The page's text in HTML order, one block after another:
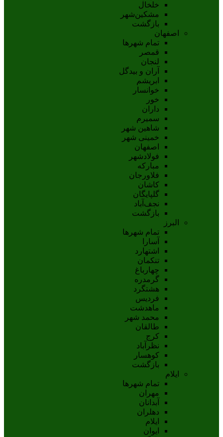
خلخال
مشکين‌شهر
بازگشت
اصفهان
تمام شهر‌ها
قمصر
لنجان
آران و بیدگل
ابریشم
خوانسار
خور
داران
سمیرم
شاهین شهر
خمینی شهر
اصفهان
فولادشهر
مبارکه
فلاورجان
کاشان
گلپايگان
نجف‌آباد
بازگشت
البرز
تمام شهر‌ها
آسارا
اشتهارد
تنکمان
چهارباغ
گرمدره
هشتگرد
فردیس
ماهدشت
محمد شهر
طالقان
کرج
نظرآباد
کوهسار
بازگشت
ایلام
تمام شهر‌ها
مهران
آبدانان
دهلران
ايلام
ايوان